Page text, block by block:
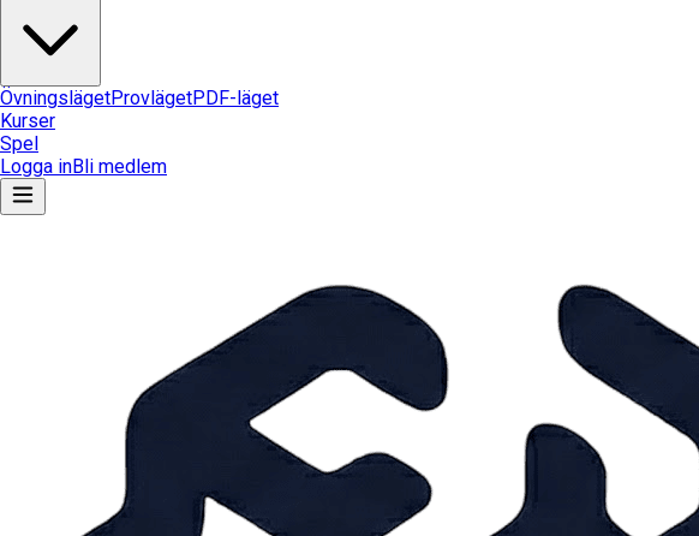
ÖvningslägetProvlägetPDF-läget
Kurser
Spel
Logga inBli medlem